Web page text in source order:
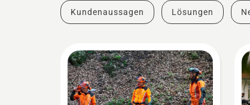
Kundenaussagen Lösungen